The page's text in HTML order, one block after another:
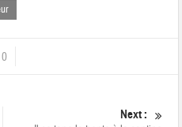
0
Next :